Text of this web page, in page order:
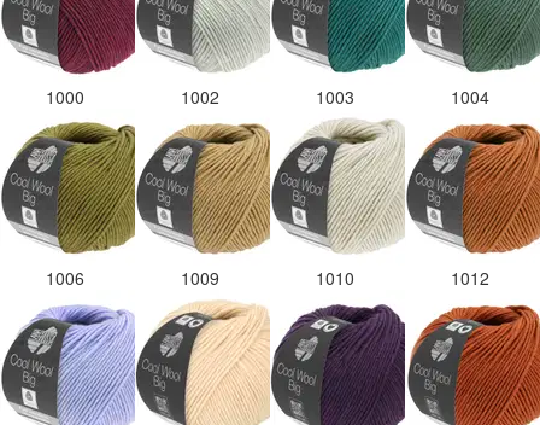
1000 1002 1003 1004
1006 1009 1010 1012